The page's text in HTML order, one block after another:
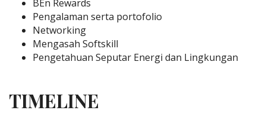
BEn Rewards
Pengalaman serta portofolio
Networking
Mengasah Softskill
Pengetahuan Seputar Energi dan Lingkungan
TIMELINE